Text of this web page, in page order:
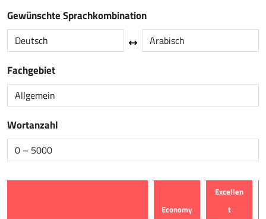
Gewünschte Sprachkombination
Fachgebiet
Wortanzahl
Economy
Excellen
t